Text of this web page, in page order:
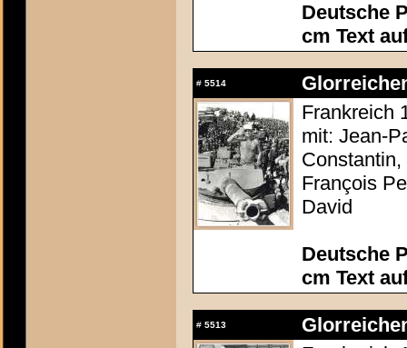
Deutsche
cm Text
# 5514
Frankreich
mit: Jean-
François
David
Deutsche
cm Text
# 5513